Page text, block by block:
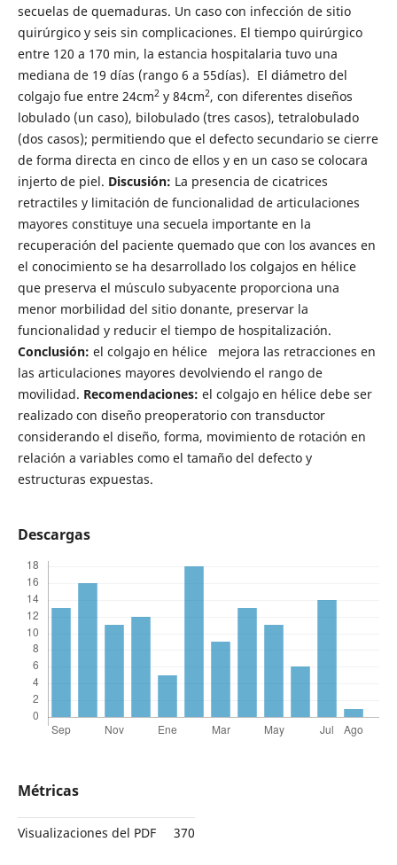
secuelas de quemaduras. Un caso con infección de sitio
quirúrgico y seis sin complicaciones. El tiempo quirúrgico
entre 120 a 170 min, la estancia hospitalaria tuvo una
mediana de 19 días (rango 6 a 55días). El diámetro del
colgajo fue entre 24cm2y 84cm2, con diferentes diseños
lobulado (un caso), bilobulado (tres casos), tetralobulado
(dos casos); permitiendo que el defecto secundario se cierre
de forma directa en cinco de ellos y en un caso se colocara
injerto de piel. Discusión: La presencia de cicatrices
retractiles y limitación de funcionalidad de articulaciones
mayores constituye una secuela importante en la
recuperación del paciente quemado que con los avances en
el conocimiento se ha desarrollado los colgajos en hélice
que preserva el músculo subyacente proporciona una
menor morbilidad del sitio donante, preservar la
funcionalidad y reducir el tiempo de hospitalización.
Conclusión: el colgajo en hélice mejora las retracciones en
las articulaciones mayores devolviendo el rango de
movilidad. Recomendaciones: el colgajo en hélice debe ser
realizado con diseño preoperatorio con transductor
considerando el diseño, forma, movimiento de rotación en
relación a variables como el tamaño del defecto y
estructuras expuestas.
Descargas
Métricas
Visualizaciones del PDF 370